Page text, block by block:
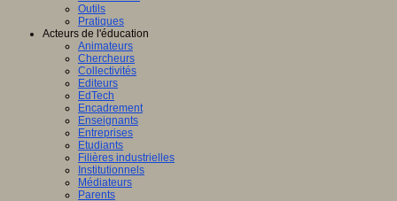
Outils
Pratiques
Acteurs de l'éducation
Animateurs
Chercheurs
Collectivités
Editeurs
EdTech
Encadrement
Enseignants
Entreprises
Etudiants
Filières industrielles
Institutionnels
Médiateurs
Parents